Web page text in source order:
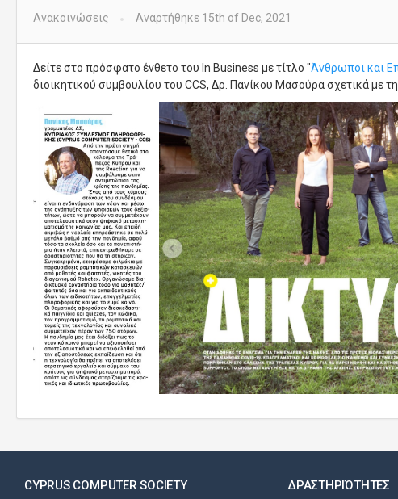
Ανακοινώσεις Αναρτήθηκε 15th of Dec, 2021
Δείτε στο πρόσφατο ένθετο του In Business με τίτλο "Άνθρωποι και
διοικητικού συμβουλίου του CCS, Δρ. Πανίκου Μασούρα σχετικά με
CYPRUS COMPUTER SOCIETY ΔΡΑΣΤΗΡΙΌΤΗΤΕΣ